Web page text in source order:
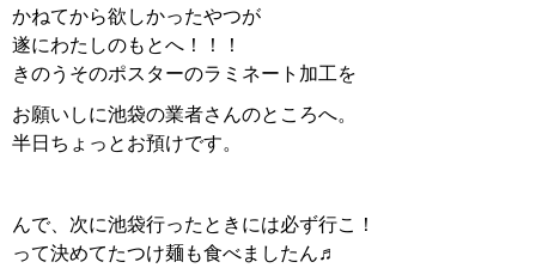
かねてから欲しかったやつが
遂にわたしのもとへ ！！！
きのうそのポスターのラミネート加工を
お願いしに池袋の業者さんのところへ。
半日ちょっとお預けです。
んで、次に池袋行ったときには必ず行こ！
って決めてたつけ麺も食べましたん♬